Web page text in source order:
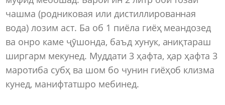
чашма (родниковая или дистиллированная
вода) лозим аст. Ба об 1 пиёла гиёҳ меандозед
ва онро каме ҷӯшонда, баъд хунук, аниқтараш
ширгарм мекунед. Муддати 3 ҳафта, ҳар ҳафта 3
маротиба субҳ ва шом бо чунин гиёҳоб клизма
кунед, манифтатшро мебинед.